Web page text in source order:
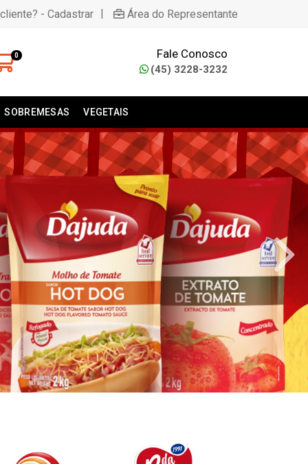
- Cadastrar | Área do Representante
0 Fale Conosco
(45) 3228-3232
SOBREMESAS VEGETAIS